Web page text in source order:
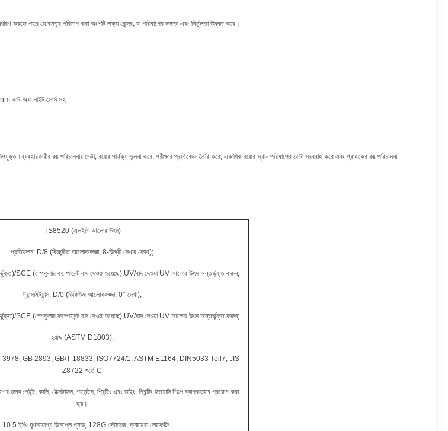
করতে পারে যে বস্তুর পরিমাপ করা অংশটি লক্ষ্য কেন্দ্র, যা পরিমাপের দক্ষতা এবং নির্ভুলতা উন্নত করে।
কাট-অফ লাইট সোর্স সহ
রঙ পরিচালনার ডেটা, রঙের পার্থক্য তুলনা করে, পরীক্ষার প্রতিবেদন তৈরি করে, একাধিক রঙের স্থান পরিমাপের ডেটা সরবরাহ করে এবং গ্রাহকের রঙ পরিচালনা
TS8520 (এলইডি আলোর উৎস)
প্রতিফলন: D/8 (বিচ্ছুরিত আলোকসজ্জা, 8-ডিগ্রী দেখার কোণ);
SCE (স্পেকুলার কম্পোনেন্ট বাদ দেওয়া হয়েছে);UV/বাদ দেওয়া UV ​​আলোর উৎস অন্তর্ভুক্ত করুন;
ট্রান্সমিট্যান্স: D/0 (ডিফিউজ আলোকসজ্জা: 0° দেখা);
SCE (স্পেকুলার কম্পোনেন্ট বাদ দেওয়া হয়েছে);UV/বাদ দেওয়া UV ​​আলোর উৎস অন্তর্ভুক্ত করুন;
হ্যাজ (ASTM D1003);
3978, GB 2893, GB/T 18833, ISO7724/1, ASTM E1164, DIN5033 Teil7, JIS
Z8722 শর্তে C
জন্য পেইন্ট, কালি, টেক্সটাইল, গার্মেন্টস, প্রিন্টিং এবং ডাইং, প্রিন্টিং ইত্যাদি শিল্পে ব্যাপকভাবে প্রয়োগ করা
হয়।
ইঞ্চি ঘূর্ণনযোগ্য ডিসপ্লে প্যাড, 128G স্টোরেজ, ক্যামেরা লোকেটিং